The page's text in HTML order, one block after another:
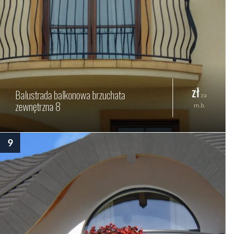
Balustrada balkonowa brzuchata
zewnętrzna 8
zł za
m.b.
9